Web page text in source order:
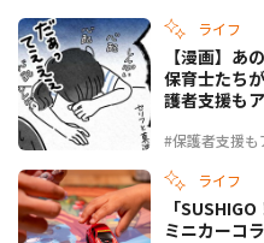
ライフ
#保護者支援も
【漫画】あ
保育士たち
護者支援も
ライフ
「
ミニカーコ